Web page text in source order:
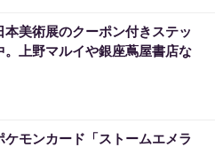
本美術展のクーポン付きステッ
。上野マルイや銀座蔦屋書店な
ケモンカード「ストームエメラ